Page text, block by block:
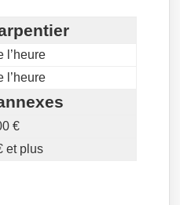
l’heure
l’heure
€
et plus